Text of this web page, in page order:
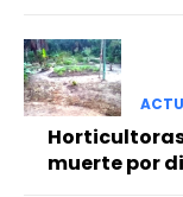
muerte por